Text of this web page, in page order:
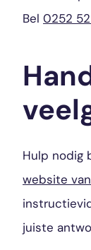
Bel 0252
Hulp nodig
website
juiste